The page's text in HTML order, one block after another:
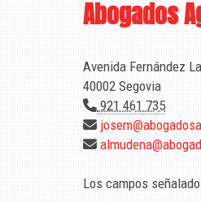
Abogados
Avenida Fernández
40002 Segovia
921 461 735
josem
almudena
Los campos